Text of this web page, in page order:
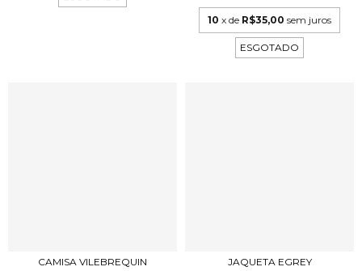
10 x de R$35,00 sem juros
ESGOTADO
CAMISA VILEBREQUIN
JAQUETA EGREY